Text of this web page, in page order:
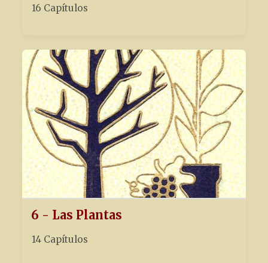
16 Capítulos
6 - Las Plantas
14 Capítulos